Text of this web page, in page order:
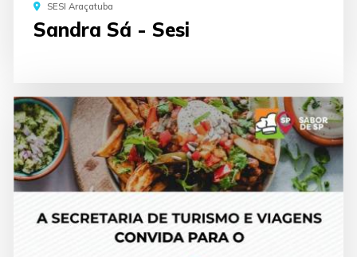
SESI Araçatuba
Sandra Sá - Sesi